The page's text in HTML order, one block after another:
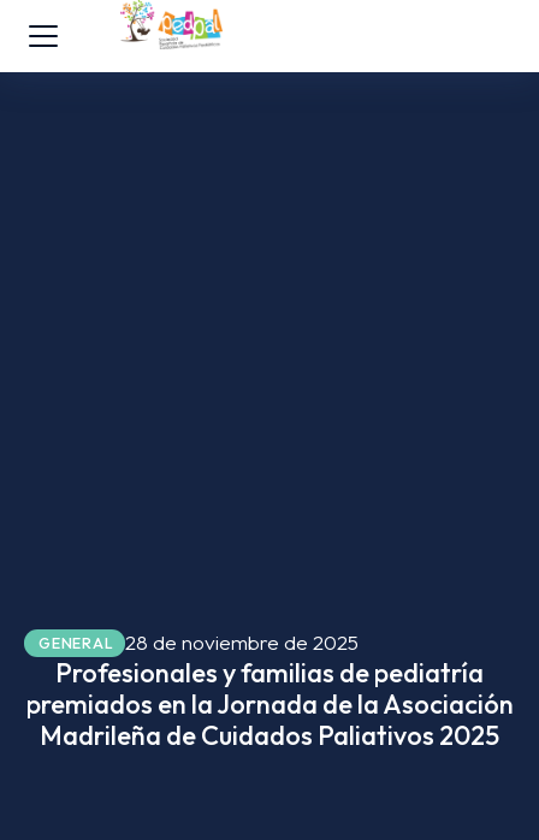
GENERAL 28 de noviembre de 2025
Profesionales y familias de pediatría
premiados en la Jornada de la Asociación
Madrileña de Cuidados Paliativos 2025